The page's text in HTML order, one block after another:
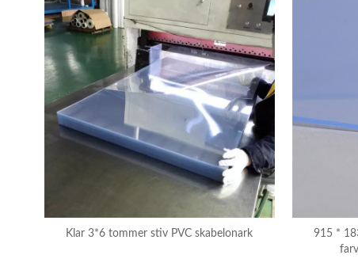
Klar 3*6 tommer stiv PVC skabelonark
915 *